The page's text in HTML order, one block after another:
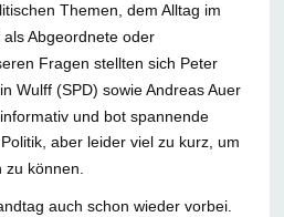
Themen, dem Alltag im
Abgeordnete oder
Fragen stellten sich Peter
Wulff (SPD) sowie Andreas Auer
und bot spannende
aber leider viel zu kurz, um
zu können.
auch schon wieder vorbei.